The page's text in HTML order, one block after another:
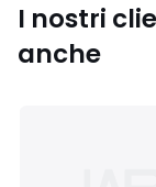
Scheda
I nostri
anche